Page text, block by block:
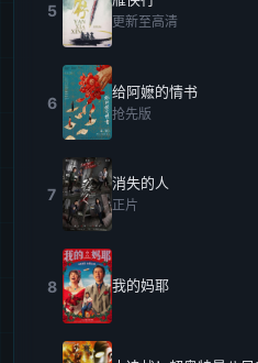
5
更新至高清
6
给阿嬷的情书
抢先版
7
消失的人
正片
8 我的妈耶